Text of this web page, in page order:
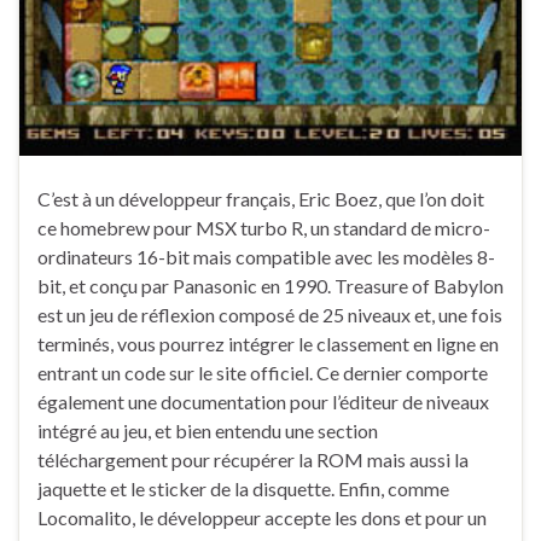
C’est à un développeur français, Eric Boez, que l’on doit
ce homebrew pour MSX turbo R, un standard de micro-
ordinateurs 16-bit mais compatible avec les modèles 8-
bit, et conçu par Panasonic en 1990. Treasure of Babylon
est un jeu de réflexion composé de 25 niveaux et, une fois
terminés, vous pourrez intégrer le classement en ligne en
entrant un code sur le site officiel. Ce dernier comporte
également une documentation pour l’éditeur de niveaux
intégré au jeu, et bien entendu une section
téléchargement pour récupérer la ROM mais aussi la
jaquette et le sticker de la disquette. Enfin, comme
Locomalito, le développeur accepte les dons et pour un